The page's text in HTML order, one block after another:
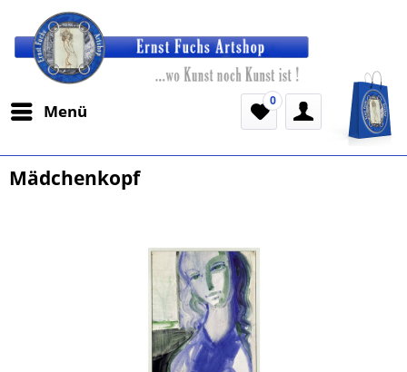
Menü
0
Mädchenkopf